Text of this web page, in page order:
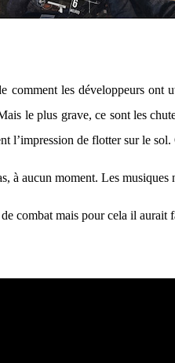
comment les développeurs
le plus grave, ce sont les
l’impression de flotter sur le
à aucun moment. Les
combat mais pour cela il